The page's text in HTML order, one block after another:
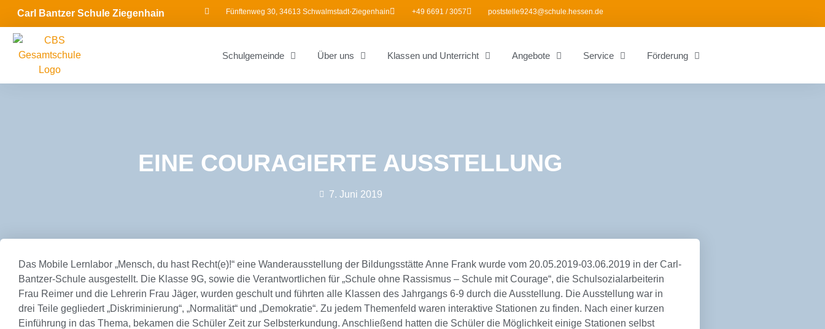
Carl Bantzer Schule Ziegenhain Fünftenweg 30, 34613 Schwalmstadt-Ziegenhain +49 6691 / 3057 poststelle9243@schule.hessen.de
Schulgemeinde Über uns Klassen und Unterricht Angebote Service Förderung
EINE COURAGIERTE AUSSTELLUNG
7. Juni 2019
Das Mobile Lernlabor „Mensch, du hast Recht(e)!“ eine Wanderausstellung der Bildungsstätte Anne Frank wurde vom 20.05.2019-03.06.2019 in der Carl-
Bantzer-Schule ausgestellt. Die Klasse 9G, sowie die Verantwortlichen für „Schule ohne Rassismus – Schule mit Courage“, die Schulsozialarbeiterin
Frau Reimer und die Lehrerin Frau Jäger, wurden geschult und führten alle Klassen des Jahrgangs 6-9 durch die Ausstellung. Die Ausstellung war in
drei Teile gegliedert „Diskriminierung“, „Normalität“ und „Demokratie“. Zu jedem Themenfeld waren interaktive Stationen zu finden. Nach einer kurzen
Einführung in das Thema, bekamen die Schüler Zeit zur Selbsterkundung. Anschließend hatten die Schüler die Möglichkeit einige Stationen selbst